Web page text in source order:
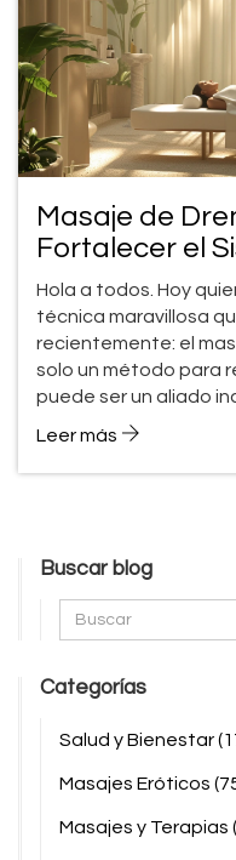
Masaje de
Fortalecer el
Hola a todos. Hoy
técnica maravillosa
recientemente: el
solo un método para
puede ser un aliado
inmunidad. Hablaré
resultado, refuerzan
conocer esta técnica
¡Acompáñenme en
Leer más
Buscar blog
Categorías
Salud y Bienestar
Masajes Eróticos
Masajes y Terapias